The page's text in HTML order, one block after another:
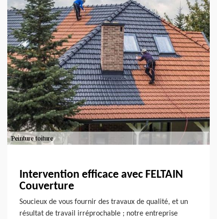
Intervention efficace avec FELTAIN
Couverture
Soucieux de vous fournir des travaux de qualité, et un
résultat de travail irréprochable ; notre entreprise